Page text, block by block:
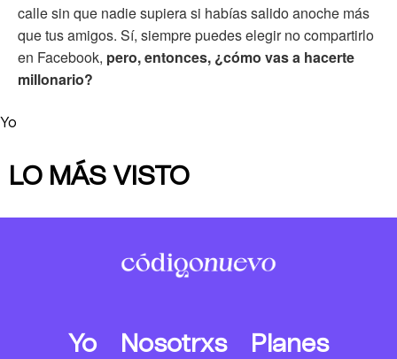
calle sin que nadie supiera si habías salido anoche más
que tus amigos. Sí, siempre puedes elegir no compartirlo
en Facebook, pero, entonces, ¿cómo vas a hacerte
millonario?
Yo
LO MÁS VISTO
Yo Nosotrxs
Planes